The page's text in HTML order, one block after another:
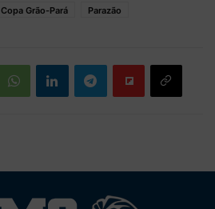
Copa Grão-Pará Parazão